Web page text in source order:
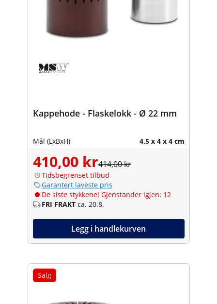
Kappehode - Flaskelokk - Ø 22 mm
Mål (LxBxH) 4.5 x 4 x 4 cm
410,00 kr414,00 kr
Tidsbegrenset tilbud
Garantert laveste pris
De siste stykkene! Gjenstander igjen: 12
FRI FRAKT ca. 20.8.
Legg i handlekurven
Salg